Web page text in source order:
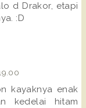
d Drakor, etapi
:D
kayaknya enak
kedelai hitam